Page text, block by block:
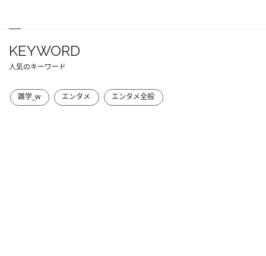
KEYWORD
人気のキーワード
雑学_w エンタメ エンタメ全般